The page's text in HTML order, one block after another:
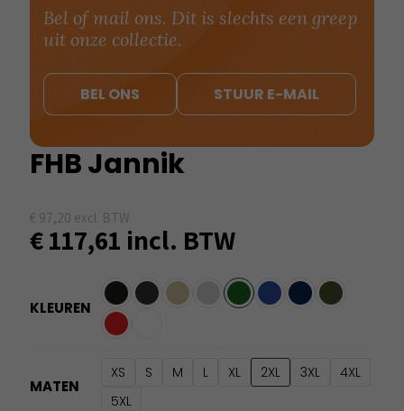
Bel of mail ons. Dit is slechts een greep
uit onze collectie.
BEL ONS STUUR E-MAIL
FHB Jannik
€ 97,20 excl. BTW
€117,61 incl. BTW
KLEUREN
MATEN
XS S M L XL 2XL 3XL
4XL
5XL